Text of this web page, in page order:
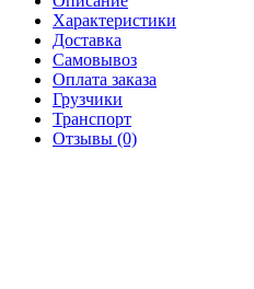
Характеристики
Доставка
Самовывоз
Оплата заказа
Грузчики
Транспорт
Отзывы (0)